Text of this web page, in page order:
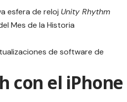
esfera de reloj Unity Rhythm
Mes de la Historia
de software de
con el iPhone